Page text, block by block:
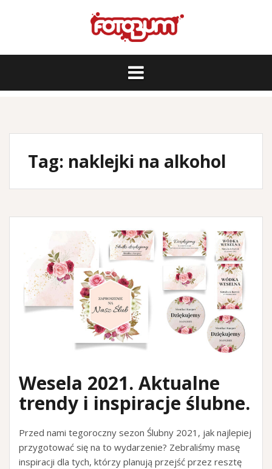
Tag: naklejki na alkohol
Wesela 2021. Aktualne
trendy i inspiracje ślubne.
Przed nami tegoroczny sezon Ślubny 2021, jak najlepiej
przygotować się na to wydarzenie? Zebraliśmy masę
inspiracji dla tych, którzy planują przejść przez resztę